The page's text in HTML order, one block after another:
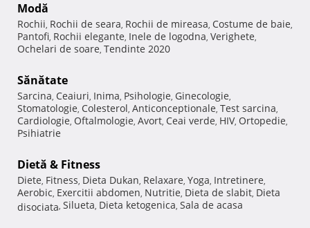
Modă
Rochii, Rochii de seara, Rochii de mireasa, Costume de baie,
Pantofi, Rochii elegante, Inele de logodna, Verighete,
Ochelari de soare, Tendinte 2020
Sănătate
Sarcina, Ceaiuri, Inima, Psihologie, Ginecologie,
Stomatologie, Colesterol, Anticonceptionale, Test sarcina,
Cardiologie, Oftalmologie, Avort, Ceai verde, HIV, Ortopedie,
Psihiatrie
Dietă & Fitness
Diete, Fitness, Dieta Dukan, Relaxare, Yoga, Intretinere,
Aerobic, Exercitii abdomen, Nutritie, Dieta de slabit, Dieta
disociata, Silueta, Dieta ketogenica, Sala de acasa